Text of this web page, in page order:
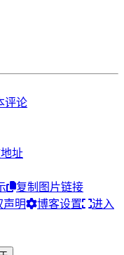
评论
址
复制图片链接
声明 博客设置
进入